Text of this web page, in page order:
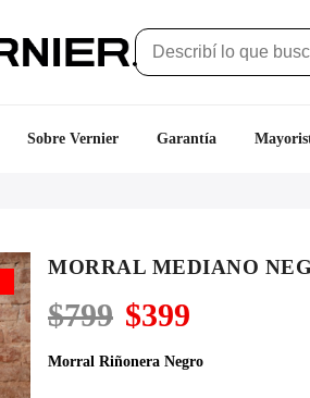
Sobre Vernier Garantía
MORRAL MEDIANO
$799 El
precio
original
$399
actual
Morral Riñonera Negro